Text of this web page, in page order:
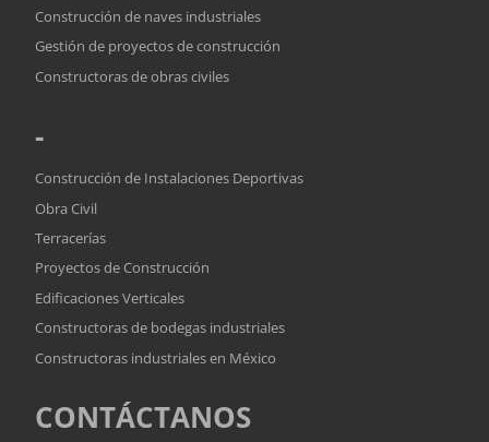
Construcción de naves industriales
Gestión de proyectos de construcción
Constructoras de obras civiles
-
Construcción de Instalaciones Deportivas
Obra Civil
Terracerías
Proyectos de Construcción
Edificaciones Verticales
Constructoras de bodegas industriales
Constructoras industriales en México
CONTÁCTANOS